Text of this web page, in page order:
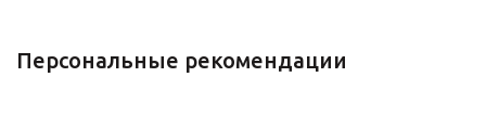
Персональные рекомендации